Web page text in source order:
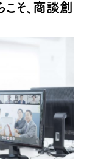
そ、商談創